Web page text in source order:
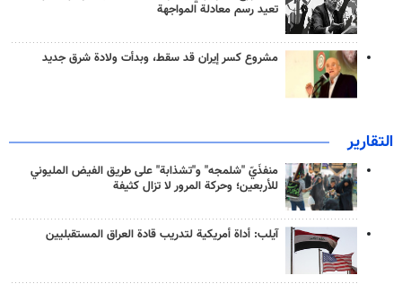
تعيد رسم معادلة المواجهة
مشروع كسر إيران قد سقط، وبدأت ولادة شرق جديد
التقارير
منفذَيّ "شلمجه" و"تشذابة" على طريق الفيض المليوني
للأربعين؛ وحركة المرور لا تزال كثيفة
آيلب: أداة أمريكية لتدريب قادة العراق المستقبليين